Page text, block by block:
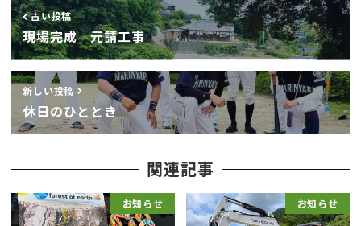
古い投稿
現場完成 元請工事
新しい投稿
休日のひととき
関連記事
お知らせ お知らせ